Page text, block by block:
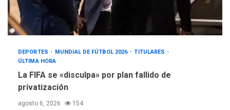
DEPORTES MUNDIAL DE FÚTBOL 2026
TITULARES
ÚLTIMA HORA
La FIFA se «disculpa» por plan fallido de
privatización
agosto 6, 2026 154